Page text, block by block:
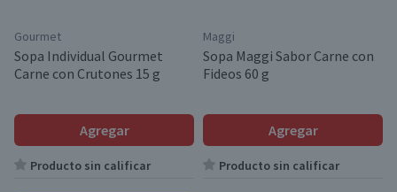
Gourmet
Sopa Individual Gourmet
Carne con Crutones 15 g
Agregar
Producto sin calificar
Maggi
Sopa Maggi Sabor Carne con
Fideos 60 g
Agregar
Producto sin calificar